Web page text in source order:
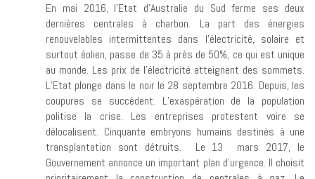
En mai 2016, l’Etat d’Australie du Sud ferme ses deux
dernières centrales à charbon. La part des énergies
renouvelables intermittentes dans l’électricité, solaire et
surtout éolien, passe de 35 à près de 50%, ce qui est unique
au monde. Les prix de l’électricité atteignent des sommets.
L’Etat plonge dans le noir le 28 septembre 2016. Depuis, les
coupures se succèdent. L’exaspération de la population
politise la crise. Les entreprises protestent voire se
délocalisent. Cinquante embryons humains destinés à une
transplantation sont détruits. Le 13 mars 2017, le
Gouvernement annonce un important plan d’urgence. Il choisit